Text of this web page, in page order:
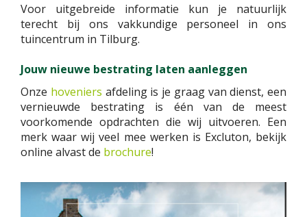
Voor uitgebreide informatie kun je natuurlijk
terecht bij ons vakkundige personeel in ons
tuincentrum in Tilburg.
Jouw nieuwe bestrating laten aanleggen
Onze hoveniers afdeling is je graag van dienst, een
vernieuwde bestrating is één van de meest
voorkomende opdrachten die wij uitvoeren. Een
merk waar wij veel mee werken is Excluton, bekijk
online alvast de brochure!